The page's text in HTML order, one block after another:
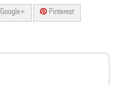
Google+ Pinterest